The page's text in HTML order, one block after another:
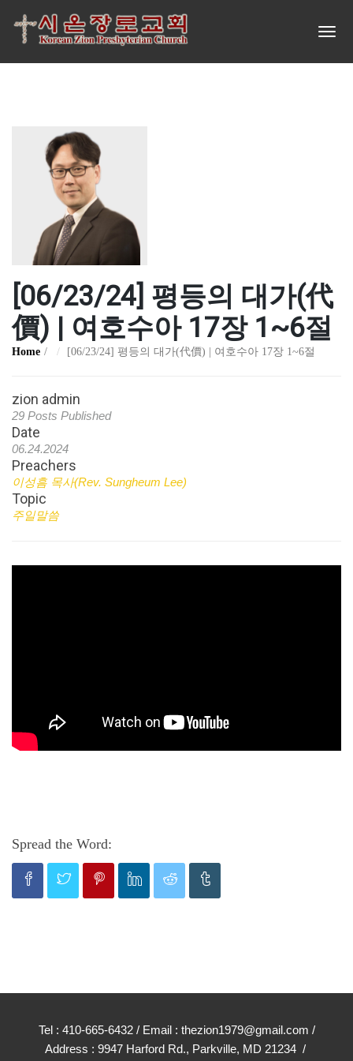
[06/23/24] 평등의 대가(代
價) | 여호수아 17장 1~6절
Home [06/23/24] 평등의 대가(代價) | 여호수아 17장 1~6절
zion admin
29 Posts Published
Date
06.24.2024
Preachers
이성흠 목사(Rev. Sungheum Lee)
Topic
주일말씀
Spread the Word:
Tel : 410-665-6432 / Email : thezion1979@gmail.com /
Address : 9947 Harford Rd., Parkville, MD 21234 /